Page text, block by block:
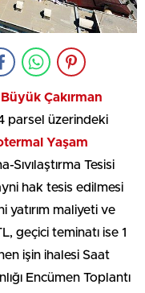
Çakırman
parsel üzerindeki
Yaşam
Sıvılaştırma Tesisi
hak tesis edilmesi
yatırım maliyeti ve
geçici teminatı ise 1
işin ihalesi Saat
Encümen Toplantı